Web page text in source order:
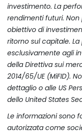
investimento. La
rendimenti futuri.
obiettivo di
ritorno sul capitale.
esclusivamente agli
della Direttiva sui
2014/65/UE (MiFID).
dettaglio o alle US
dello United States
Le informazioni sono
autorizzata come